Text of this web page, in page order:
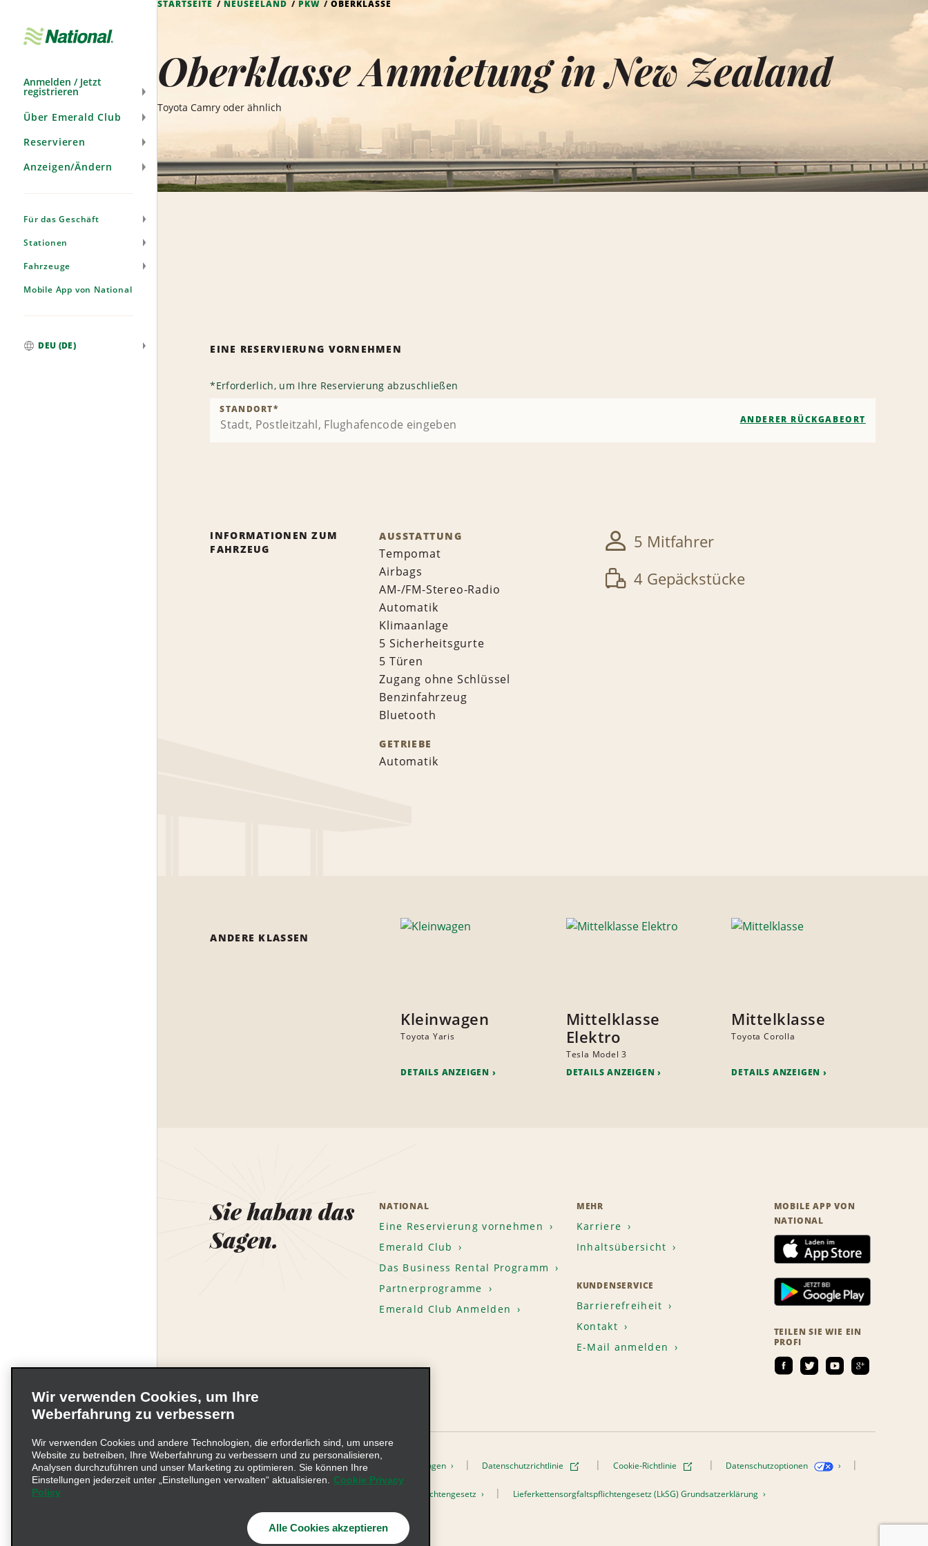
Anmelden / Jetzt
registrieren
Über Emerald Club
Reservieren
Anzeigen/Ändern
Für das Geschäft
Stationen
Fahrzeuge
Mobile App von National
DEU (DE)
STARTSEITE NEUSEELAND PKW OBERKLASSE
Oberklasse Anmietung in New Zealand
Toyota Camry oder ähnlich
EINE RESERVIERUNG VORNEHMEN
*Erforderlich, um Ihre Reservierung abzuschließen
STANDORT*
ANDERER RÜCKGABEORT
INFORMATIONEN ZUM
FAHRZEUG
AUSSTATTUNG
Tempomat
Airbags
AM-/FM-Stereo-Radio
Automatik
Klimaanlage
5 Sicherheitsgurte
5 Türen
Zugang ohne Schlüssel
Benzinfahrzeug
Bluetooth
GETRIEBE
Automatik
5 Mitfahrer
4 Gepäckstücke
ANDERE KLASSEN
Kleinwagen
Toyota Yaris
DETAILS ANZEIGEN
Mittelklasse
Elektro
Tesla Model 3
DETAILS ANZEIGEN
Mittelklasse
Toyota Corolla
DETAILS ANZEIGEN
Sie haban das
Sagen.
NATIONAL
Eine Reservierung vornehmen
Emerald Club
Das Business Rental Programm
Partnerprogramme
Emerald Club Anmelden
MEHR
Karriere
Inhaltsübersicht
KUNDENSERVICE
Barrierefreiheit
Kontakt
E-Mail anmelden
MOBILE APP VON
NATIONAL
TEILEN SIE WIE EIN
PROFI
Unternehmensinformationen Nutzungsbedingungen Datenschutzrichtlinie Cookie-Richtlinie Datenschutzoptionen
Beschwerdeverfahren nach dem Lieferkettensorgfaltspflichtengesetz Lieferkettensorgfaltspflichtengesetz (LkSG) Grundsatzerklärung
© 2026 Enterprise Holdings, Inc. Alle Rechte vorbehalten
Wir verwenden Cookies, um Ihre
Weberfahrung zu verbessern
Wir verwenden Cookies und andere Technologien, die erforderlich sind, um unsere
Website zu betreiben, Ihre Weberfahrung zu verbessern und zu personalisieren,
Analysen durchzuführen und unser Marketing zu optimieren. Sie können Ihre
Einstellungen jederzeit unter „Einstellungen verwalten“ aktualisieren.
Cookie Privacy
Policy
Alle Cookies akzeptieren